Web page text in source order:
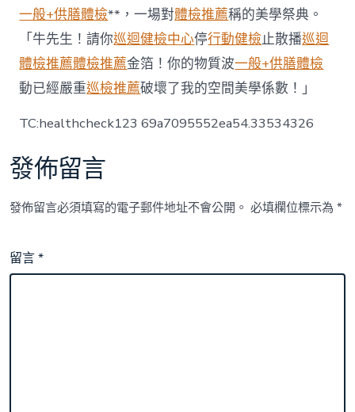
一般+供膳體檢**，一場對體檢推薦稱的美學祭典。
「牛先生！請你巡迴健檢中心停行動健檢止散播巡迴
體檢推薦體檢推薦金箔！你的物質波一般+供膳體檢
動已經嚴重巡檢推薦破壞了我的空間美學係數！」
TC:healthcheck123 69a7095552ea54.33534326
發佈留言
發佈留言必須填寫的電子郵件地址不會公開。 必填欄位標示為*
留言*